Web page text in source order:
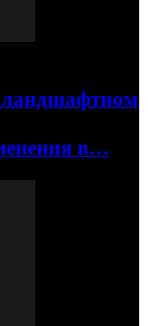
ландшафтном
в…